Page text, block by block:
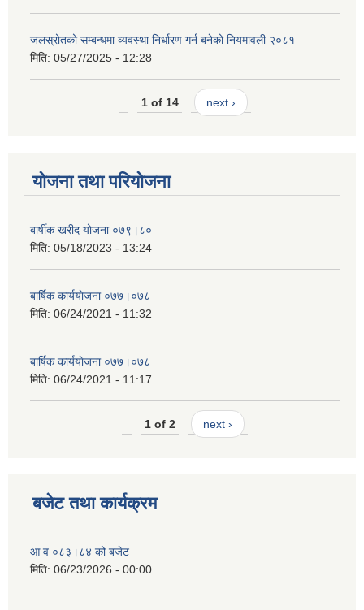
जलस्रोतको सम्बन्धमा व्यवस्था निर्धारण गर्न बनेको नियमावली २०८१
मिति: 05/27/2025 - 12:28
1 of 14 next ›
योजना तथा परियोजना
बार्षीक खरीद योजना ०७९।८०
मिति: 05/18/2023 - 13:24
बार्षिक कार्ययाेजना ०७७।०७८
मिति: 06/24/2021 - 11:32
बार्षिक कार्ययाेजना ०७७।०७८
मिति: 06/24/2021 - 11:17
1 of 2 next ›
बजेट तथा कार्यक्रम
आ व ०८३।८४ को बजेट
मिति: 06/23/2026 - 00:00